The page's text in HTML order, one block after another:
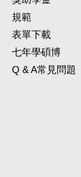
規範
表單下載
七年學碩博
Q & A常見問題